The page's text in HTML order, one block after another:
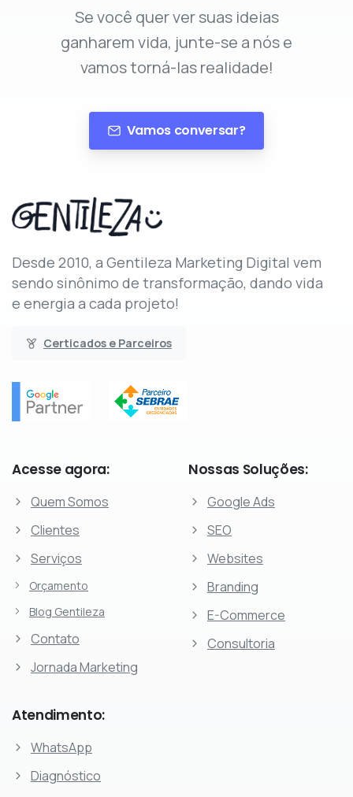
Se você quer ver suas ideias
ganharem vida, junte-se a nós e
vamos torná-las realidade!
Vamos conversar?
Desde 2010, a Gentileza Marketing Digital vem
sendo sinônimo de transformação, dando vida
e energia a cada projeto!
Certicados e Parceiros
Acesse agora:
Quem Somos
Clientes
Serviços
Orçamento
Blog Gentileza
Contato
Jornada Marketing
Nossas Soluções:
Google Ads
SEO
Websites
Branding
E-Commerce
Consultoria
Atendimento:
WhatsApp
Diagnóstico